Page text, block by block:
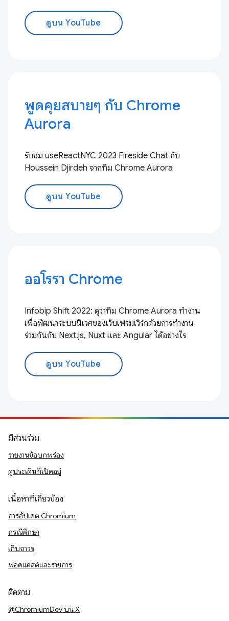
ดูบน YouTube
พูดคุยสบายๆ กับ Chrome
Aurora
รับชม useReactNYC 2023 Fireside Chat กับ
Houssein Djirdeh จากทีม Chrome Aurora
ดูบน YouTube
ออโรรา Chrome
Infobip Shift 2022: ดูว่าทีม Chrome Aurora ทำงาน
เพื่อพัฒนาระบบนิเวศของเว็บเฟรมเวิร์กด้วยการทำงาน
ร่วมกันกับ Next.js, Nuxt และ Angular ได้อย่างไร
ดูบน YouTube
มีส่วนร่วม
รายงานข้อบกพร่อง
ดูประเด็นที่เปิดอยู่
เนื้อหาที่เกี่ยวข้อง
การอัปเดต Chromium
กรณีศึกษา
เก็บถาวร
พอดแคสต์และรายการ
ติดตาม
@ChromiumDev บน X